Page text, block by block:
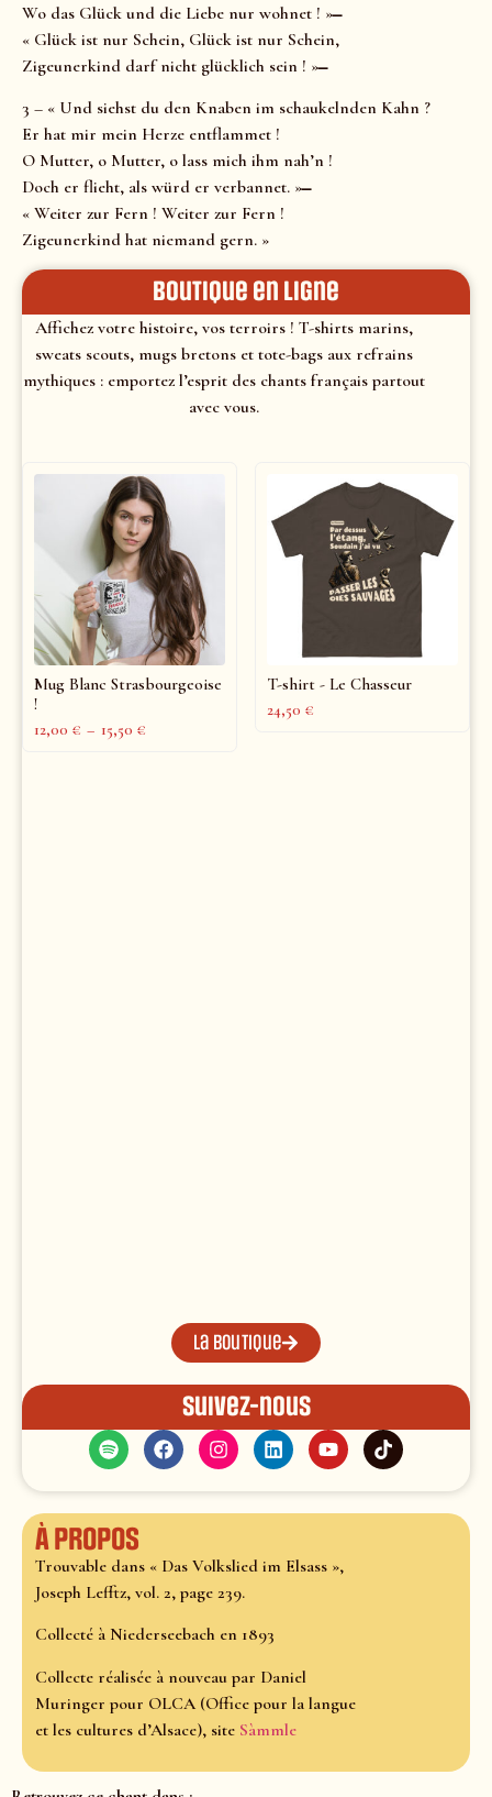
Wo das Glück und die Liebe nur wohnet ! » ̶
« Glück ist nur Schein, Glück ist nur Schein,
Zigeunerkind darf nicht glücklich sein ! » ̶
3 – « Und siehst du den Knaben im schaukelnden Kahn ?
Er hat mir mein Herze entflammet !
O Mutter, o Mutter, o lass mich ihm nah’n !
Doch er flieht, als würd er verbannet. » ̶
« Weiter zur Fern ! Weiter zur Fern !
Zigeunerkind hat niemand gern. »
Boutique en ligne
Affichez votre histoire, vos terroirs ! T-shirts marins,
sweats scouts, mugs bretons et tote-bags aux refrains
mythiques : emportez l’esprit des chants français partout
avec vous.
Mug Blanc Strasbourgeoise
!
12,00 € – 15,50 €
T-shirt - Le Chasseur
24,50 €
La boutique
Suivez-nous
À propos
Trouvable dans « Das Volkslied im Elsass »,
Joseph Lefftz, vol. 2, page 239.
Collecté à Niederseebach en 1893
Collecte réalisée à nouveau par Daniel
Muringer pour OLCA (Office pour la langue
et les cultures d’Alsace), site Sàmmle